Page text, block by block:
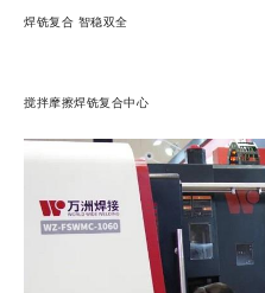
焊铣复合 智稳双全
搅拌摩擦焊铣复合中心